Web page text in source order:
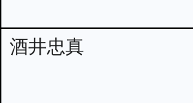
酒井忠真